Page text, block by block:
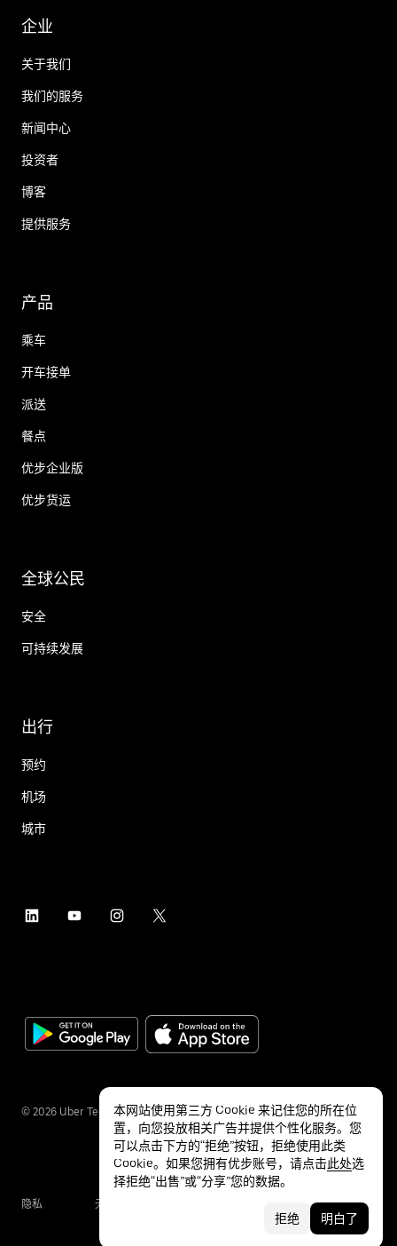
企业
关于我们
我们的服务
新闻中心
投资者
博客
提供服务
产品
乘车
开车接单
派送
餐点
优步企业版
优步货运
全球公民
安全
可持续发展
出行
预约
机场
城市
© 2026 Uber Technologies Inc.
隐私 无障碍服务
本网站使用第三方 Cookie 来记住您的所在位
置，向您投放相关广告并提供个性化服务。您
可以点击下方的“拒绝”按钮，拒绝使用此类
Cookie。如果您拥有优步账号，请点击此处选
择拒绝“出售”或“分享”您的数据。
拒绝 明白了